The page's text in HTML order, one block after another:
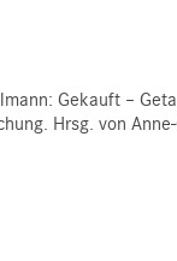
Gekauft –
Hrsg. von